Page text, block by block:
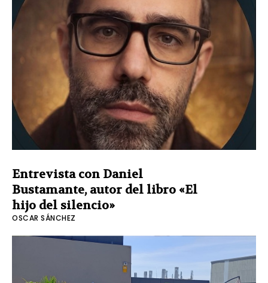
Entrevista con Daniel
Bustamante, autor del libro «El
hijo del silencio»
OSCAR SÁNCHEZ